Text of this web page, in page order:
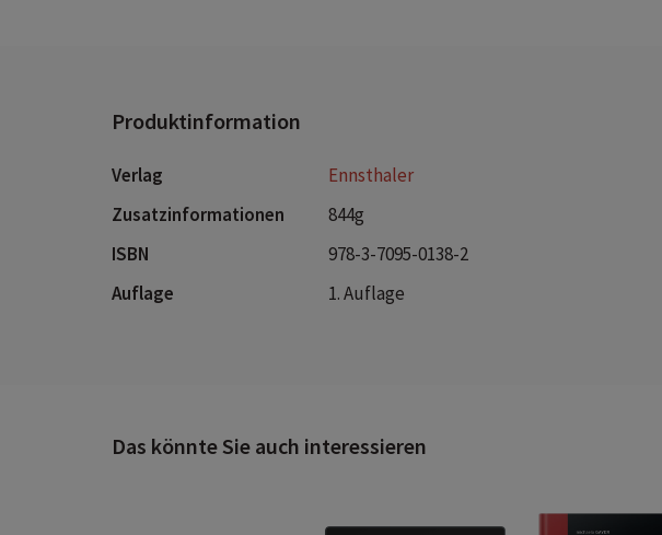
Produktinformation
Verlag
Ennsthaler
Zusatzinformationen
844g
ISBN
978-3-7095-0138-2
Auflage
1. Auflage
Das könnte Sie auch interessieren